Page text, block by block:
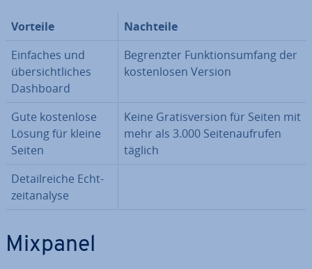
Vorteile
Nachteile
Einfaches und
über­sicht­li­ches
Dashboard
Be­grenz­ter Funk­ti­ons­um­fang der
kos­ten­lo­sen Version
Gute kos­ten­lo­se
Lösung für kleine
Seiten
Keine Gra­tis­ver­si­on für Seiten mit
mehr als 3.000 Sei­ten­auf­ru­fen
täglich
De­tail­rei­che Echt­
zeit­ana­ly­se
Mixpanel